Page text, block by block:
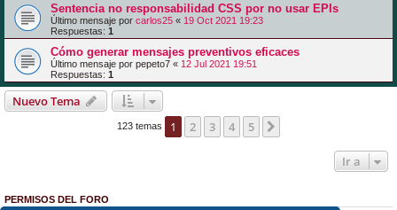
Sentencia no responsabilidad CSS por no usar EPIs
Último mensaje por carlos25 « 19 Oct 2021 19:23
Respuestas: 1
Cómo generar mensajes preventivos eficaces
Último mensaje por pepeto7 « 12 Jul 2021 19:51
Respuestas: 1
Nuevo Tema
123 temas 1 2 3 4 5
Ir a
PERMISOS DEL FORO